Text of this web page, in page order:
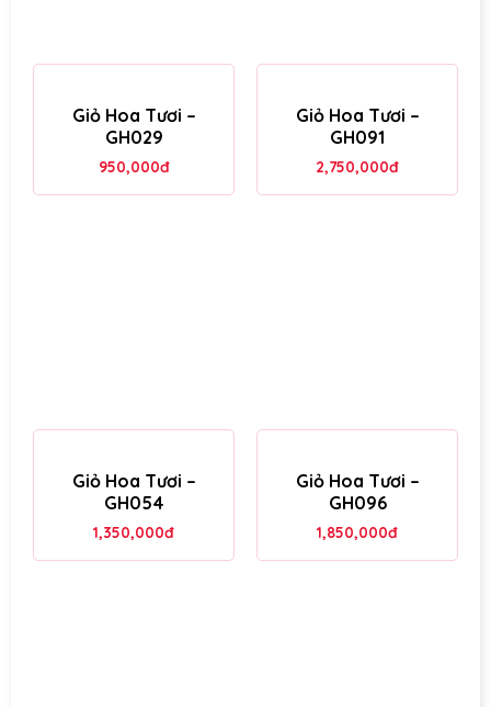
Giỏ Hoa Tươi –
GH029
950,000đ
Giỏ Hoa Tươi –
GH091
2,750,000đ
Giỏ Hoa Tươi –
GH054
1,350,000đ
Giỏ Hoa Tươi –
GH096
1,850,000đ